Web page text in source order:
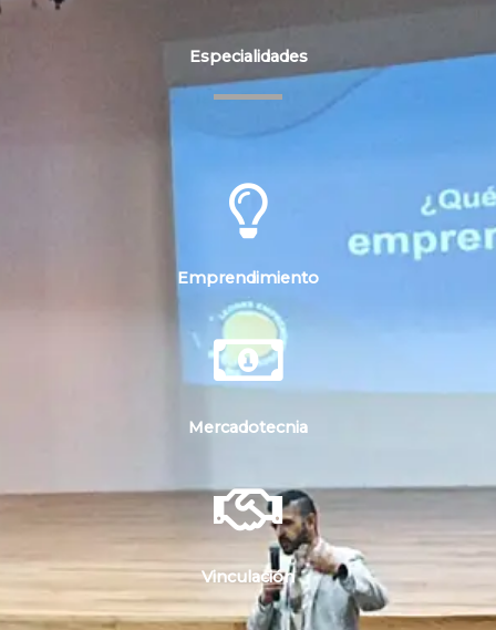
Especialidades
Emprendimiento
Mercadotecnia
Vinculación